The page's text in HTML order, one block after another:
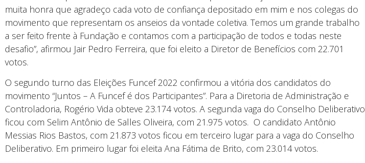
muita honra que agradeço cada voto de confiança depositado em mim e nos colegas do
movimento que representam os anseios da vontade coletiva. Temos um grande trabalho
a ser feito frente à Fundação e contamos com a participação de todos e todas neste
desafio”, afirmou Jair Pedro Ferreira, que foi eleito a Diretor de Benefícios com 22.701
votos.
O segundo turno das Eleições Funcef 2022 confirmou a vitória dos candidatos do
movimento “Juntos – A Funcef é dos Participantes”. Para a Diretoria de Administração e
Controladoria, Rogério Vida obteve 23.174 votos. A segunda vaga do Conselho Deliberativo
ficou com Selim Antônio de Salles Oliveira, com 21.975 votos. O candidato Antônio
Messias Rios Bastos, com 21.873 votos ficou em terceiro lugar para a vaga do Conselho
Deliberativo. Em primeiro lugar foi eleita Ana Fátima de Brito, com 23.014 votos.